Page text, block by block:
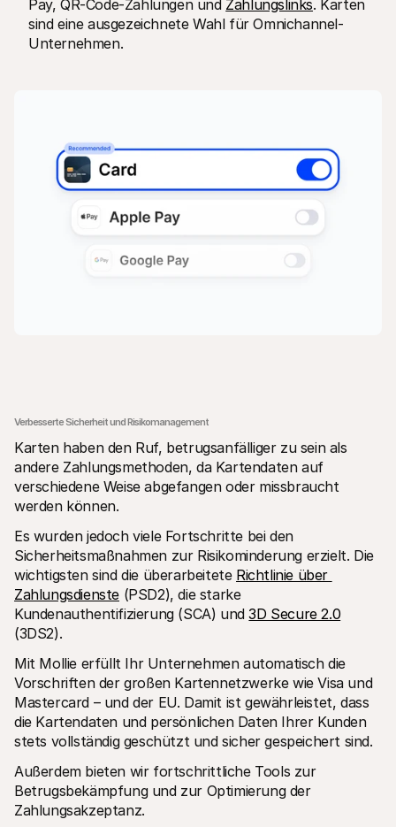
Pay, QR-Code-Zahlungen und Zahlungslinks. Karten
sind eine ausgezeichnete Wahl für Omnichannel-
Unternehmen.
Verbesserte Sicherheit und Risikomanagement
Karten haben den Ruf, betrugsanfälliger zu sein als
andere Zahlungsmethoden, da Kartendaten auf
verschiedene Weise abgefangen oder missbraucht
werden können.
Es wurden jedoch viele Fortschritte bei den
Sicherheitsmaßnahmen zur Risikominderung erzielt. Die
wichtigsten sind die überarbeitete Richtlinie über
Zahlungsdienste (PSD2), die starke
Kundenauthentifizierung (SCA) und 3D Secure 2.0
(3DS2).
Mit Mollie erfüllt Ihr Unternehmen automatisch die
Vorschriften der großen Kartennetzwerke wie Visa und
Mastercard – und der EU. Damit ist gewährleistet, dass
die Kartendaten und persönlichen Daten Ihrer Kunden
stets vollständig geschützt und sicher gespeichert sind.
Außerdem bieten wir fortschrittliche Tools zur
Betrugsbekämpfung und zur Optimierung der
Zahlungsakzeptanz.